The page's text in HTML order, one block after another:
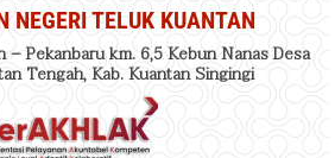
NEGERI TELUK KUANTAN
– Pekanbaru km. 6,5 Kebun Nanas Desa
Tengah, Kab. Kuantan Singingi